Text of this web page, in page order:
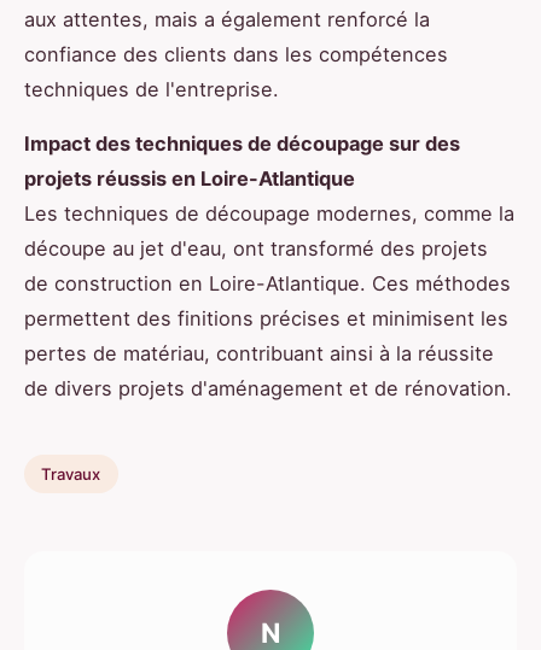
aux attentes, mais a également renforcé la
confiance des clients dans les compétences
techniques de l'entreprise.
Impact des techniques de découpage sur des
projets réussis en Loire-Atlantique
Les techniques de découpage modernes, comme la
découpe au jet d'eau, ont transformé des projets
de construction en Loire-Atlantique. Ces méthodes
permettent des finitions précises et minimisent les
pertes de matériau, contribuant ainsi à la réussite
de divers projets d'aménagement et de rénovation.
Travaux
N